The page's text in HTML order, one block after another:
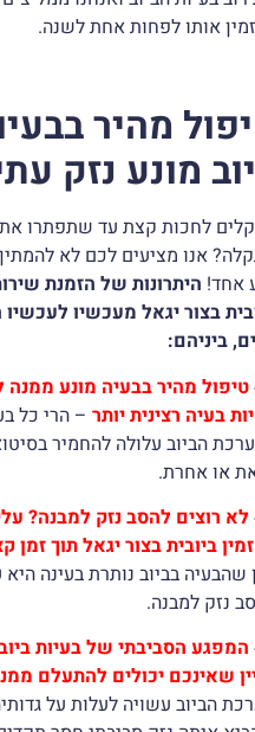
אותו לפחות אחת לשנה.
מהיר
מונע נזק
לחכות קצת עד שתפתרו את
אנו מציעים לכם לא
אחד! היתרונות של הזמנת
בצור יגאל מעכשיו
ביניהם:
טיפול מהיר בבעיה מונע ממנה
בעיה רצינית יותר – הרי כל
הביוב עלולה להחמיר
או אחרת.
לא רוצים להסב נזק למבנה?
ביובית בצור יגאל תוך זמן
שהבעיה בביוב נותרת בעינה היא
נזק למבנה.
המפגע הסביבתי של בעיות
שאינכם יכולים להתעלם
הביוב עשויה לעלות על